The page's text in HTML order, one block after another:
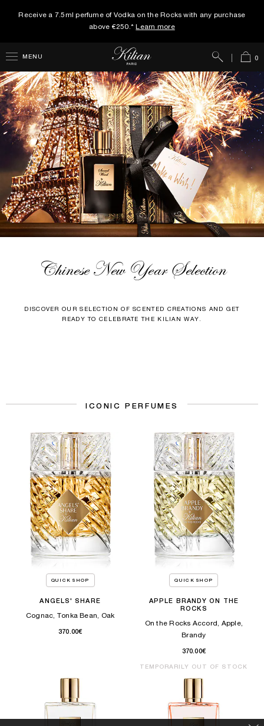
Receive a 7.5ml perfume of Vodka on the Rocks with any purchase
above €250.* Learn more
MENU Cart
0
Search
Chinese New Year Selection
DISCOVER OUR SELECTION OF SCENTED CREATIONS AND GET
READY TO CELEBRATE THE KILIAN WAY.
ICONIC PERFUMES
QUICK SHOP
ANGELS' SHARE
Cognac, Tonka Bean, Oak
370.00€
QUICK SHOP
APPLE BRANDY ON THE
ROCKS
On the Rocks Accord, Apple,
Brandy
370.00€
TEMPORARILY OUT OF STOCK